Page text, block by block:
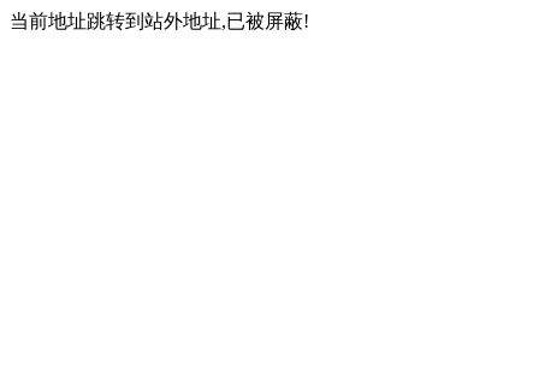
当前地址跳转到站外地址,已被屏蔽!